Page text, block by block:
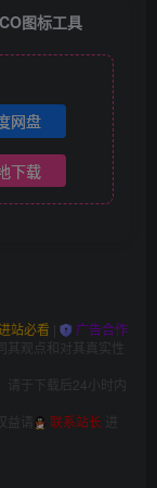
图标工具
网盘
下载
站必看 | 广告合作
其观点和对其真实性
请于下载后24小时内
请 联系站长 进